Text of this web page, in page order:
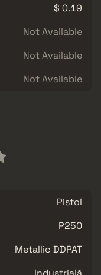
$ 0.19
Not Available
Not Available
Not Available
Pistol
P250
Metallic DDPAT